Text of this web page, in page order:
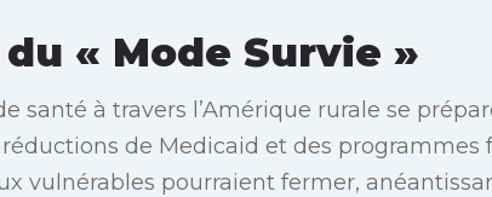
« Mode Survie »
santé à travers l’Amérique rurale se
de Medicaid et des programmes
vulnérables pourraient fermer,